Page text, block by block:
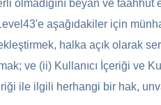
olmadığını beyan ve
aşağıdakiler için
halka açık olarak
ve (ii) Kullanıcı İçeriği ve
ile ilgili herhangi bir hak,